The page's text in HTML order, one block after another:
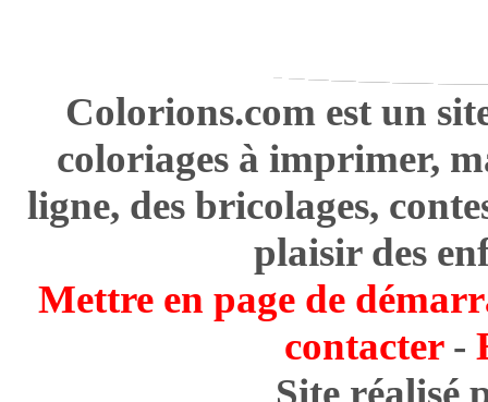
Colorions.com est un
coloriages à imprimer,
ligne, des bricolages,
plaisir des
Mettre en page de
contacter-
Site réalisé